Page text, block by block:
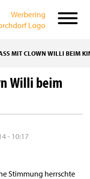
MIT CLOWN WILLI BEIM
Willi beim
- 10:17
Stimmung herrschte